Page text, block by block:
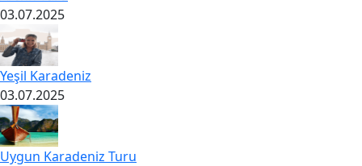
03.07.2025
Yeşil Karadeniz
03.07.2025
Uygun Karadeniz Turu